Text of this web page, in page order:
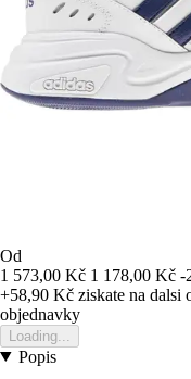
Od
1 573,00 Kč 1 178,00 Kč -
+58,90 Kč ziskate na dalsi
objednavky
Loading...
Popis